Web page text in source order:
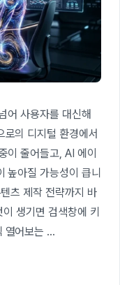
어 사용자를 대신해
로의 디지털 환경에서
이 줄어들고, AI 에이
높아질 가능성이 큽니
츠 제작 전략까지 바
생기면 검색창에 키
열어보는 …